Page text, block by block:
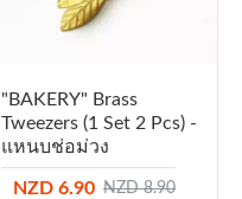
"BAKERY" Brass
Tweezers (1 Set 2 Pcs) -
แหนบช่อม่วง
NZD 6.90 NZD 8.90